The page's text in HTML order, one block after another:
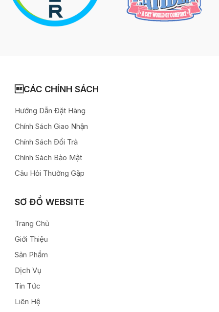
CÁC CHÍNH SÁCH
Hướng Dẫn Đặt Hàng
Chính Sách Giao Nhận
Chính Sách Đổi Trả
Chính Sách Bảo Mật
Câu Hỏi Thường Gặp
SƠ ĐỒ WEBSITE
Trang Chủ
Giới Thiệu
Sản Phẩm
Dịch Vụ
Tin Tức
Liên Hệ